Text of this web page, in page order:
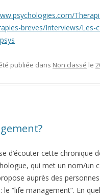
breves/Interviews/Les-
publiée dans Non classé le
d’écouter cette chronique
qui met un nom/un
auprès des
le “life management”. En